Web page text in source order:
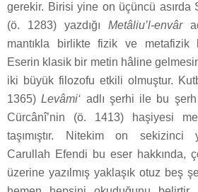
gerekir. Birisi yine on üçüncü asırda
(ö. 1283) yazdığıMetâliu’l-envâr
mantıkla birlikte fizik ve metafizik
Eserin klasik bir metin hâline
iki büyük filozofu etkili olmuştur.
1365)Levâmi‘ adlı şerhi ile bu
Cürcânî’nin (ö. 1413) haşiyesi
taşımıştır. Nitekim on sekizinci
Carullah Efendi bu eser hakkında,
üzerine yazılmış yaklaşık otuz beş